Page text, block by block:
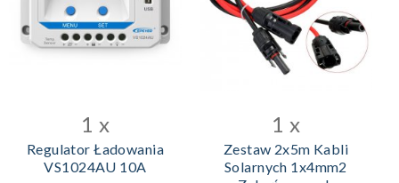
1 x
Regulator Ładowania
VS1024AU 10A
1 x
Zestaw 2x5m Kabli
Solarnych 1x4mm2